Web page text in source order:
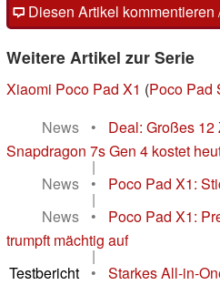
Diesen Artikel kommentieren
Weitere Artikel zur Serie
Xiaomi Poco Pad X1 (Poco Pad
News
•
Deal: Großes 12
Snapdragon 7s Gen 4 kostet
|
News
• Poco Pad X1:
|
News
•
Poco Pad X1:
trumpft mächtig auf
|
Testbericht
•
Starkes All-in-